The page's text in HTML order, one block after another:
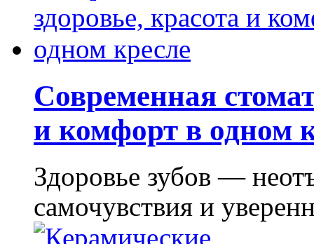
Современная
и комфорт в одном
Здоровье зубов —
самочувствия и